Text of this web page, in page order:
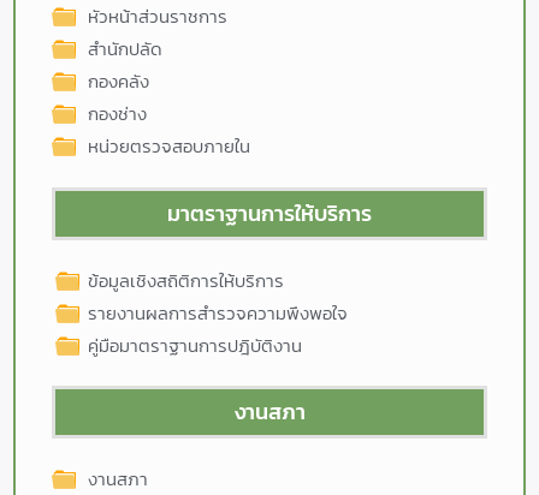
หัวหน้าส่วนราชการ
สำนักปลัด
กองคลัง
กองช่าง
หน่วยตรวจสอบภายใน
มาตราฐานการให้บริการ
ข้อมูลเชิงสถิติการให้บริการ
รายงานผลการสำรวจความพึงพอใจ
คู่มือมาตราฐานการปฎิบัติงาน
งานสภา
งานสภา